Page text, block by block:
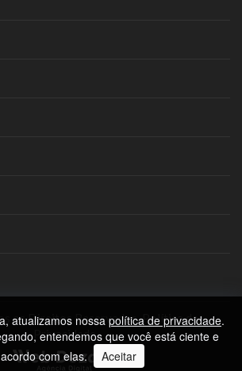
os Direitos Reservados.Política de
Privacidade
atualizamos nossa política de privacidade.
entendemos que você está ciente e
com elas. Aceitar